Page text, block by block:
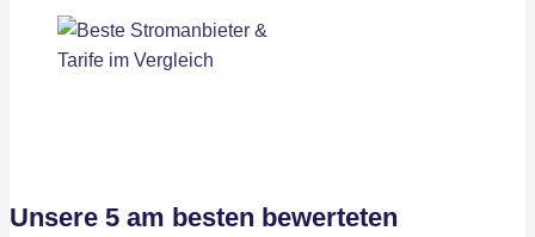
Unsere 5 am besten bewerteten